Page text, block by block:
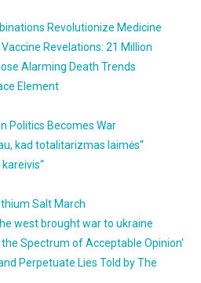
Revolutionize Medicine
Revelations: 21 Million
Alarming Death Trends
Element
Politics Becomes War
kad totalitarizmas laimės“
Salt March
west brought war to ukraine
Spectrum of Acceptable Opinion'
Perpetuate Lies Told by The